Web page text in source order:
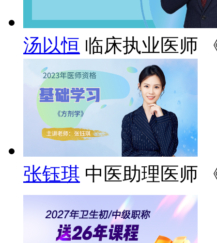
汤以恒 临床执业医师
张钰琪 中医助理医师